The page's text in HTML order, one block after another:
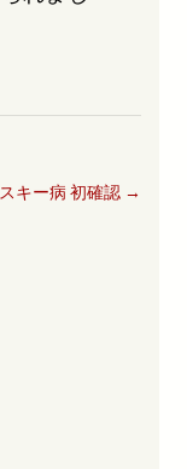
キー病 初確認 →